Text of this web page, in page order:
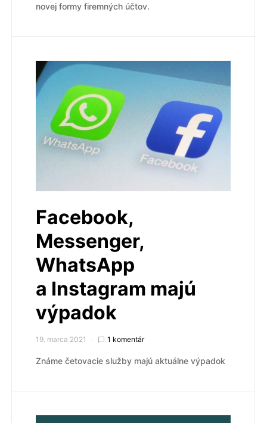
novej formy firemných účtov.
Facebook,
Messenger,
WhatsApp
a Instagram majú
výpadok
19. marca 2021 1 komentár
Známe četovacie služby majú aktuálne výpadok